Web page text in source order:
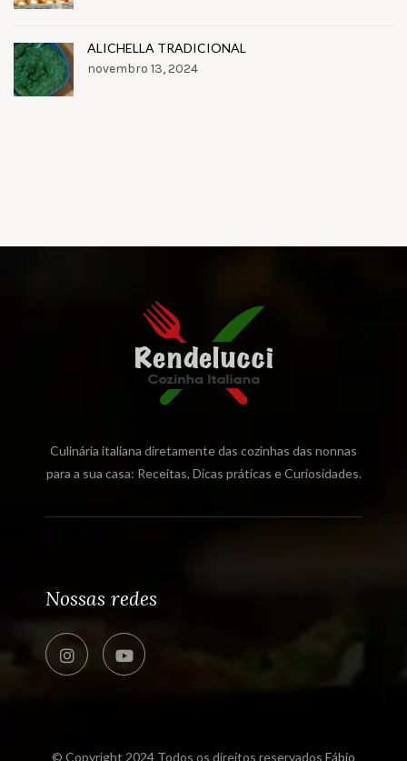
ALICHELLA TRADICIONAL
novembro 13, 2024
Culinária italiana diretamente das cozinhas das nonnas
para a sua casa: Receitas, Dicas práticas e Curiosidades.
Nossas redes
© Copyright 2024 Todos os direitos reservados Fábio